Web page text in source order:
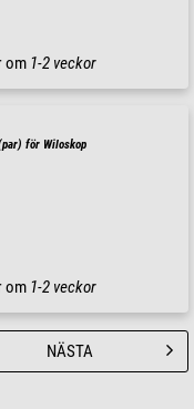
om 1-2 veckor
för Wiloskop
om 1-2 veckor
NÄSTA